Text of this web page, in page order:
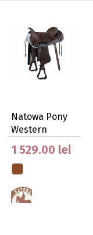
Natowa Pony
Western
Saddle Nr 115
Oiled…
1 529.00 lei